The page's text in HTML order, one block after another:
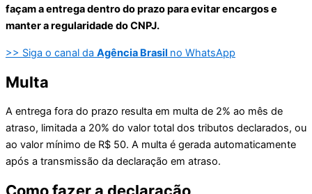
façam a entrega dentro do prazo para evitar encargos e
manter a regularidade do CNPJ.
>> Siga o canal da Agência Brasil no WhatsApp
Multa
A entrega fora do prazo resulta em multa de 2% ao mês de
atraso, limitada a 20% do valor total dos tributos declarados, ou
ao valor mínimo de R$ 50. A multa é gerada automaticamente
após a transmissão da declaração em atraso.